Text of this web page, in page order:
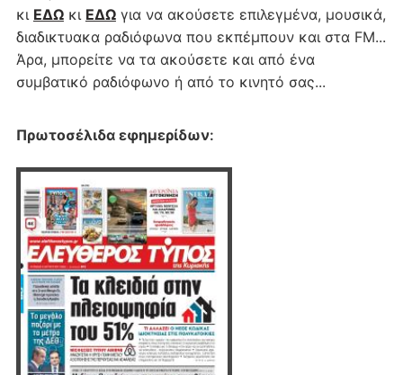
κι ΕΔΩκι ΕΔΩγια να ακούσετε επιλεγμένα, μουσικά,
διαδικτυακα ραδιόφωνα που εκπέμπουν και στα FM...
Άρα, μπορείτε να τα ακούσετε και από ένα
συμβατικό ραδιόφωνο ή από το κινητό σας...
Πρωτοσέλιδα εφημερίδων: